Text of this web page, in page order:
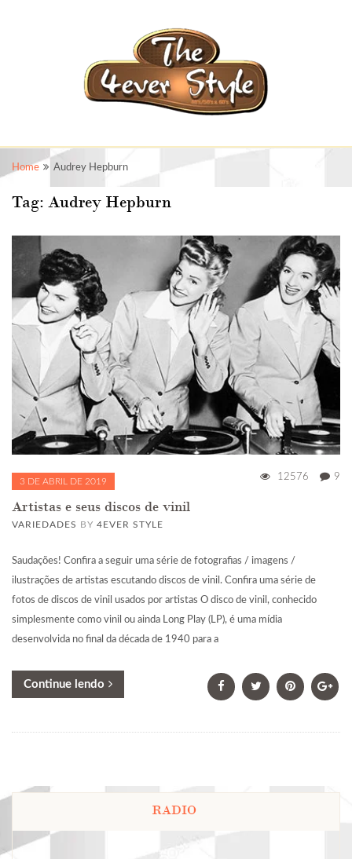
Home Audrey Hepburn
Tag: Audrey Hepburn
3 DE ABRIL DE 2019 12576 9
Artistas e seus discos de vinil
VARIEDADES BY 4EVER STYLE
Saudações! Confira a seguir uma série de fotografias / imagens /
ilustrações de artistas escutando discos de vinil. Confira uma série de
fotos de discos de vinil usados por artistas O disco de vinil, conhecido
simplesmente como vinil ou ainda Long Play (LP), é uma mídia
desenvolvida no final da década de 1940 para a
Continue lendo
RADIO